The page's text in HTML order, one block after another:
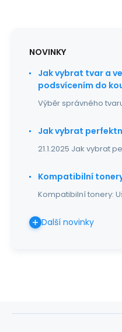
NOVINKY
Jak vybrat tvar a
podsvícením do
Výběr správného
Jak vybrat
21.1.2025 Jak vybrat
Kompatibilní
Kompatibilní tonery:
Další novinky